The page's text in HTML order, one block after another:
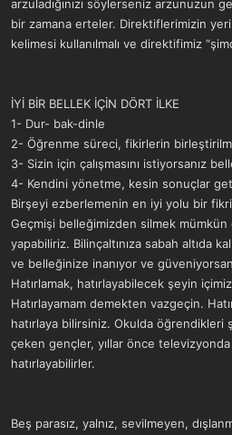
arzuladığınızı söylerseniz arzunuzun
bir zamana erteler. Direktiflerimizin
kelimesi kullanılmalı ve direktifimiz
İYİ BİR BELLEK İÇİN DÖRT İLKE
1- Dur- bak-dinle
2- Öğrenme süreci, fikirlerin
3- Sizin için çalışmasını istiyorsanız
4- Kendini yönetme, kesin sonuçlar
Birşeyi ezberlemenin en iyi yolu bir
Geçmişi belleğimizden silmek mümkün
yapabiliriz. Bilinçaltınıza sabah altıda
ve belleğinize inanıyor ve
Hatırlamak, hatırlayabilecek şeyin
Hatırlayamam demekten vazgeçin.
hatırlaya bilirsiniz. Okulda öğrendikleri
çeken gençler, yıllar önce
hatırlayabilirler.
Beş parasız, yalnız, sevilmeyen,